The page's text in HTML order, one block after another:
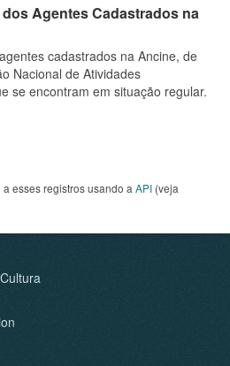
Agentes Cadastrados na
cadastrados na Ancine, de
Nacional de Atividades
se encontram em situação regular.
esses registros usando a API (veja